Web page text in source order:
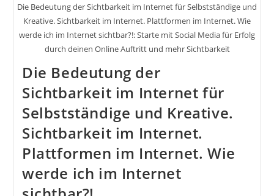
Die Bedeutung der Sichtbarkeit im Internet für Selbstständige und
Kreative. Sichtbarkeit im Internet. Plattformen im Internet. Wie
werde ich im Internet sichtbar?!: Starte mit Social Media für Erfolg
durch deinen Online Auftritt und mehr Sichtbarkeit
Die Bedeutung der
Sichtbarkeit im Internet für
Selbstständige und Kreative.
Sichtbarkeit im Internet.
Plattformen im Internet. Wie
werde ich im Internet